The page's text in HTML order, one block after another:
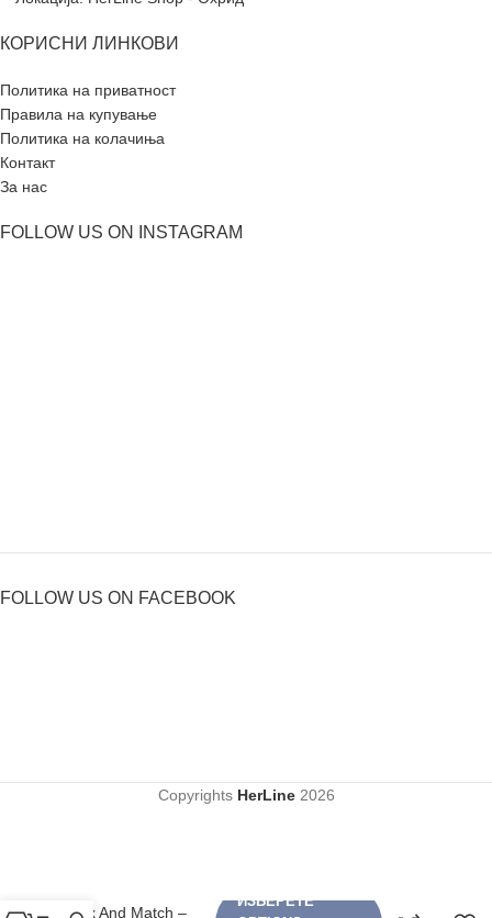
КОРИСНИ ЛИНКОВИ
Политика на приватност
Правила на купување
Политика на колачиња
Контакт
За нас
FOLLOW US ON INSTAGRAM
FOLLOW US ON FACEBOOK
Copyrights HerLine 2026
Mix And Match –
ИЗБЕРЕТЕ